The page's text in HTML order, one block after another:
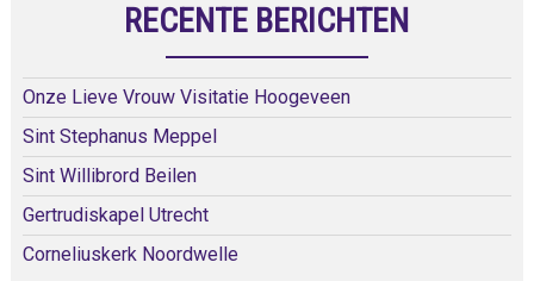
RECENTE BERICHTEN
Onze Lieve Vrouw Visitatie Hoogeveen
Sint Stephanus Meppel
Sint Willibrord Beilen
Gertrudiskapel Utrecht
Corneliuskerk Noordwelle